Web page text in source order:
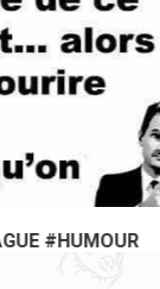
#HUMOUR